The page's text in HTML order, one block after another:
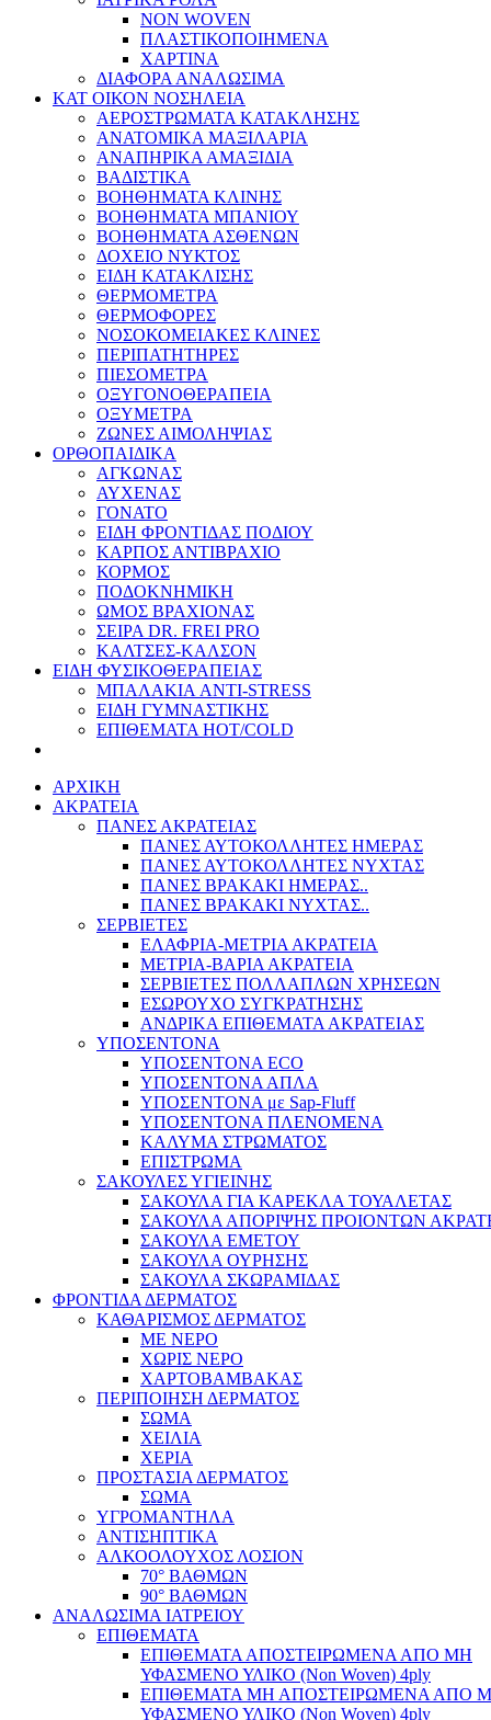
NON WOVEN
ΠΛΑΣΤΙΚΟΠΟΙΗΜΕΝΑ
ΧΑΡΤΙΝΑ
ΔΙΑΦΟΡΑ ΑΝΑΛΩΣΙΜΑ
ΚΑΤ ΟΙΚΟΝ ΝΟΣΗΛΕΙΑ
ΑΕΡΟΣΤΡΩΜΑΤΑ ΚΑΤΑΚΛΗΣΗΣ
ΑΝΑΤΟΜΙΚΑ ΜΑΞΙΛΑΡΙΑ
ΑΝΑΠΗΡΙΚΑ ΑΜΑΞΙΔΙΑ
ΒΑΔΙΣΤΙΚΑ
ΒΟΗΘΗΜΑΤΑ ΚΛΙΝΗΣ
ΒΟΗΘΗΜΑΤΑ ΜΠΑΝΙΟΥ
ΒΟΗΘΗΜΑΤΑ ΑΣΘΕΝΩΝ
ΔΟΧΕΙΟ ΝΥΚΤΟΣ
ΕΙΔΗ ΚΑΤΑΚΛΙΣΗΣ
ΘΕΡΜΟΜΕΤΡΑ
ΘΕΡΜΟΦΟΡΕΣ
ΝΟΣΟΚΟΜΕΙΑΚΕΣ ΚΛΙΝΕΣ
ΠΕΡΙΠΑΤΗΤΗΡΕΣ
ΠΙΕΣΟΜΕΤΡΑ
ΟΞΥΓΟΝΟΘΕΡΑΠΕΙΑ
ΟΞΥΜΕΤΡΑ
ΖΩΝΕΣ ΑΙΜΟΛΗΨΙΑΣ
ΟΡΘΟΠΑΙΔΙΚΑ
ΑΓΚΩΝΑΣ
ΑΥΧΕΝΑΣ
ΓΟΝΑΤΟ
ΕΙΔΗ ΦΡΟΝΤΙΔΑΣ ΠΟΔΙΟΥ
ΚΑΡΠΟΣ ΑΝΤΙΒΡΑΧΙΟ
ΚΟΡΜΟΣ
ΠΟΔΟΚΝΗΜΙΚΗ
ΩΜΟΣ ΒΡΑΧΙΟΝΑΣ
ΣΕΙΡΑ DR. FREI PRO
ΚΑΛΤΣΕΣ-ΚΑΛΣΟΝ
ΕΙΔΗ ΦΥΣΙΚΟΘΕΡΑΠΕΙΑΣ
ΜΠΑΛΑΚΙΑ ANTI-STRESS
ΕΙΔΗ ΓΥΜΝΑΣΤΙΚΗΣ
ΕΠΙΘΕΜΑΤΑ HOT/COLD
ΑΡΧΙΚΗ
ΑΚΡΑΤΕΙΑ
ΠΑΝΕΣ ΑΚΡΑΤΕΙΑΣ
ΠΑΝΕΣ ΑΥΤΟΚΟΛΛΗΤΕΣ ΗΜΕΡΑΣ
ΠΑΝΕΣ ΑΥΤΟΚΟΛΛΗΤΕΣ ΝΥΧΤΑΣ
ΠΑΝΕΣ ΒΡΑΚΑΚΙ ΗΜΕΡΑΣ..
ΠΑΝΕΣ ΒΡΑΚΑΚΙ ΝΥΧΤΑΣ..
ΣΕΡΒΙΕΤΕΣ
ΕΛΑΦΡΙΑ-ΜΕΤΡΙΑ ΑΚΡΑΤΕΙΑ
ΜΕΤΡΙΑ-ΒΑΡΙΑ ΑΚΡΑΤΕΙΑ
ΣΕΡΒΙΕΤΕΣ ΠΟΛΛΑΠΛΩΝ ΧΡΗΣΕΩΝ
ΕΣΩΡΟΥΧΟ ΣΥΓΚΡΑΤΗΣΗΣ
ΑΝΔΡΙΚΑ ΕΠΙΘΕΜΑΤΑ ΑΚΡΑΤΕΙΑΣ
ΥΠΟΣΕΝΤΟΝΑ
ΥΠΟΣΕΝΤΟΝΑ ECO
ΥΠΟΣΕΝΤΟΝΑ ΑΠΛΑ
ΥΠΟΣΕΝΤΟΝΑ με Sap-Fluff
ΥΠΟΣΕΝΤΟΝΑ ΠΛΕΝΟΜΕΝΑ
ΚΑΛΥΜΑ ΣΤΡΩΜΑΤΟΣ
ΕΠΙΣΤΡΩΜΑ
ΣΑΚΟΥΛΕΣ ΥΓΙΕΙΝΗΣ
ΣΑΚΟΥΛΑ ΓΙΑ ΚΑΡΕΚΛΑ ΤΟΥΑΛΕΤΑΣ
ΣΑΚΟΥΛΑ ΑΠΟΡΙΨΗΣ ΠΡΟΙΟΝΤΩΝ
ΣΑΚΟΥΛΑ ΕΜΕΤΟΥ
ΣΑΚΟΥΛΑ ΟΥΡΗΣΗΣ
ΣΑΚΟΥΛΑ ΣΚΩΡΑΜΙΔΑΣ
ΦΡΟΝΤΙΔΑ ΔΕΡΜΑΤΟΣ
ΚΑΘΑΡΙΣΜΟΣ ΔΕΡΜΑΤΟΣ
ΜΕ ΝΕΡΟ
ΧΩΡΙΣ ΝΕΡΟ
ΧΑΡΤΟΒΑΜΒΑΚΑΣ
ΠΕΡΙΠΟΙΗΣΗ ΔΕΡΜΑΤΟΣ
ΣΩΜΑ
ΧΕΙΛΙΑ
ΧΕΡΙΑ
ΠΡΟΣΤΑΣΙΑ ΔΕΡΜΑΤΟΣ
ΣΩΜΑ
ΥΓΡΟΜΑΝΤΗΛΑ
ΑΝΤΙΣΗΠΤΙΚΑ
ΑΛΚΟΟΛΟΥΧΟΣ ΛΟΣΙΟΝ
70° ΒΑΘΜΩΝ
90° ΒΑΘΜΩΝ
ΑΝΑΛΩΣΙΜΑ ΙΑΤΡΕΙΟΥ
ΕΠΙΘΕΜΑΤΑ
ΕΠΙΘΕΜΑΤΑ ΑΠΟΣΤΕΙΡΩΜΕΝΑ ΑΠΟ ΜΗ
ΥΦΑΣΜΕΝΟ ΥΛΙΚΟ (Non Woven) 4ply
ΕΠΙΘΕΜΑΤΑ ΜΗ ΑΠΟΣΤΕΙΡΩΜΕΝΑ ΑΠΟ
ΥΦΑΣΜΕΝΟ ΥΛΙΚΟ (Non Woven) 4ply